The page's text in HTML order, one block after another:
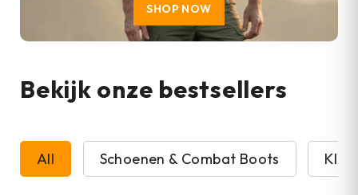
SHOP NOW
Bekijk onze bestsellers
All Schoenen & Combat Boots